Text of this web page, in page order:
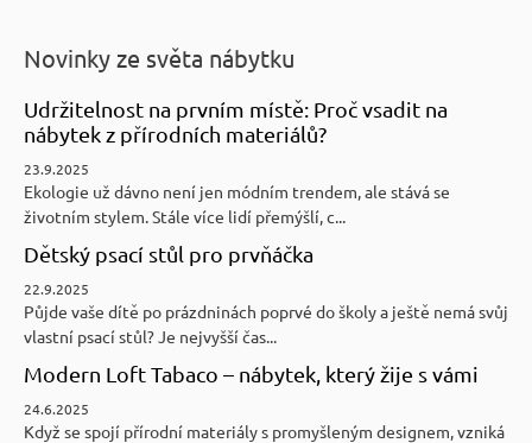
Novinky ze světa nábytku
Udržitelnost na prvním místě: Proč vsadit na
nábytek z přírodních materiálů?
23.9.2025
Ekologie už dávno není jen módním trendem, ale stává se
životním stylem. Stále více lidí přemýšlí, c...
Dětský psací stůl pro prvňáčka
22.9.2025
Půjde vaše dítě po prázdninách poprvé do školy a ještě nemá svůj
vlastní psací stůl? Je nejvyšší čas...
Modern Loft Tabaco – nábytek, který žije s vámi
24.6.2025
Když se spojí přírodní materiály s promyšleným designem, vzniká